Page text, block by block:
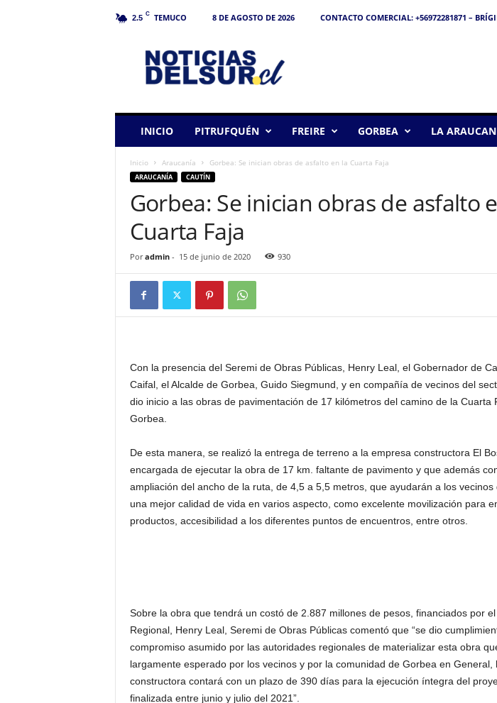
2.5 C TEMUCO 8 DE AGOSTO DE 2026 CONTACTO COMERCIAL: +56972281871 –
INICIO PITRUFQUÉN FREIRE GORBEA LA
Inicio Araucanía Gorbea: Se inician obras de asfalto en la Cuarta Faja
ARAUCANÍA CAUTÍN
Gorbea: Se inician obras de asfalto
Cuarta Faja
Por admin- 15 de junio de 2020 930
Con la presencia del Seremi de Obras Públicas, Henry Leal, el Gobernador de
Caifal, el Alcalde de Gorbea, Guido Siegmund, y en compañía de vecinos del
dio inicio a las obras de pavimentación de 17 kilómetros del camino de la Cuarta
Gorbea.
De esta manera, se realizó la entrega de terreno a la empresa constructora El
encargada de ejecutar la obra de 17 km. faltante de pavimento y que además
ampliación del ancho de la ruta, de 4,5 a 5,5 metros, que ayudarán a los vecinos
una mejor calidad de vida en varios aspecto, como excelente movilización para
productos, accesibilidad a los diferentes puntos de encuentros, entre otros.
Sobre la obra que tendrá un costó de 2.887 millones de pesos, financiados por
Regional, Henry Leal, Seremi de Obras Públicas comentó que “se dio
compromiso asumido por las autoridades regionales de materializar esta obra
largamente esperado por los vecinos y por la comunidad de Gorbea en General,
constructora contará con un plazo de 390 días para la ejecución íntegra del
finalizada entre junio y julio del 2021”.